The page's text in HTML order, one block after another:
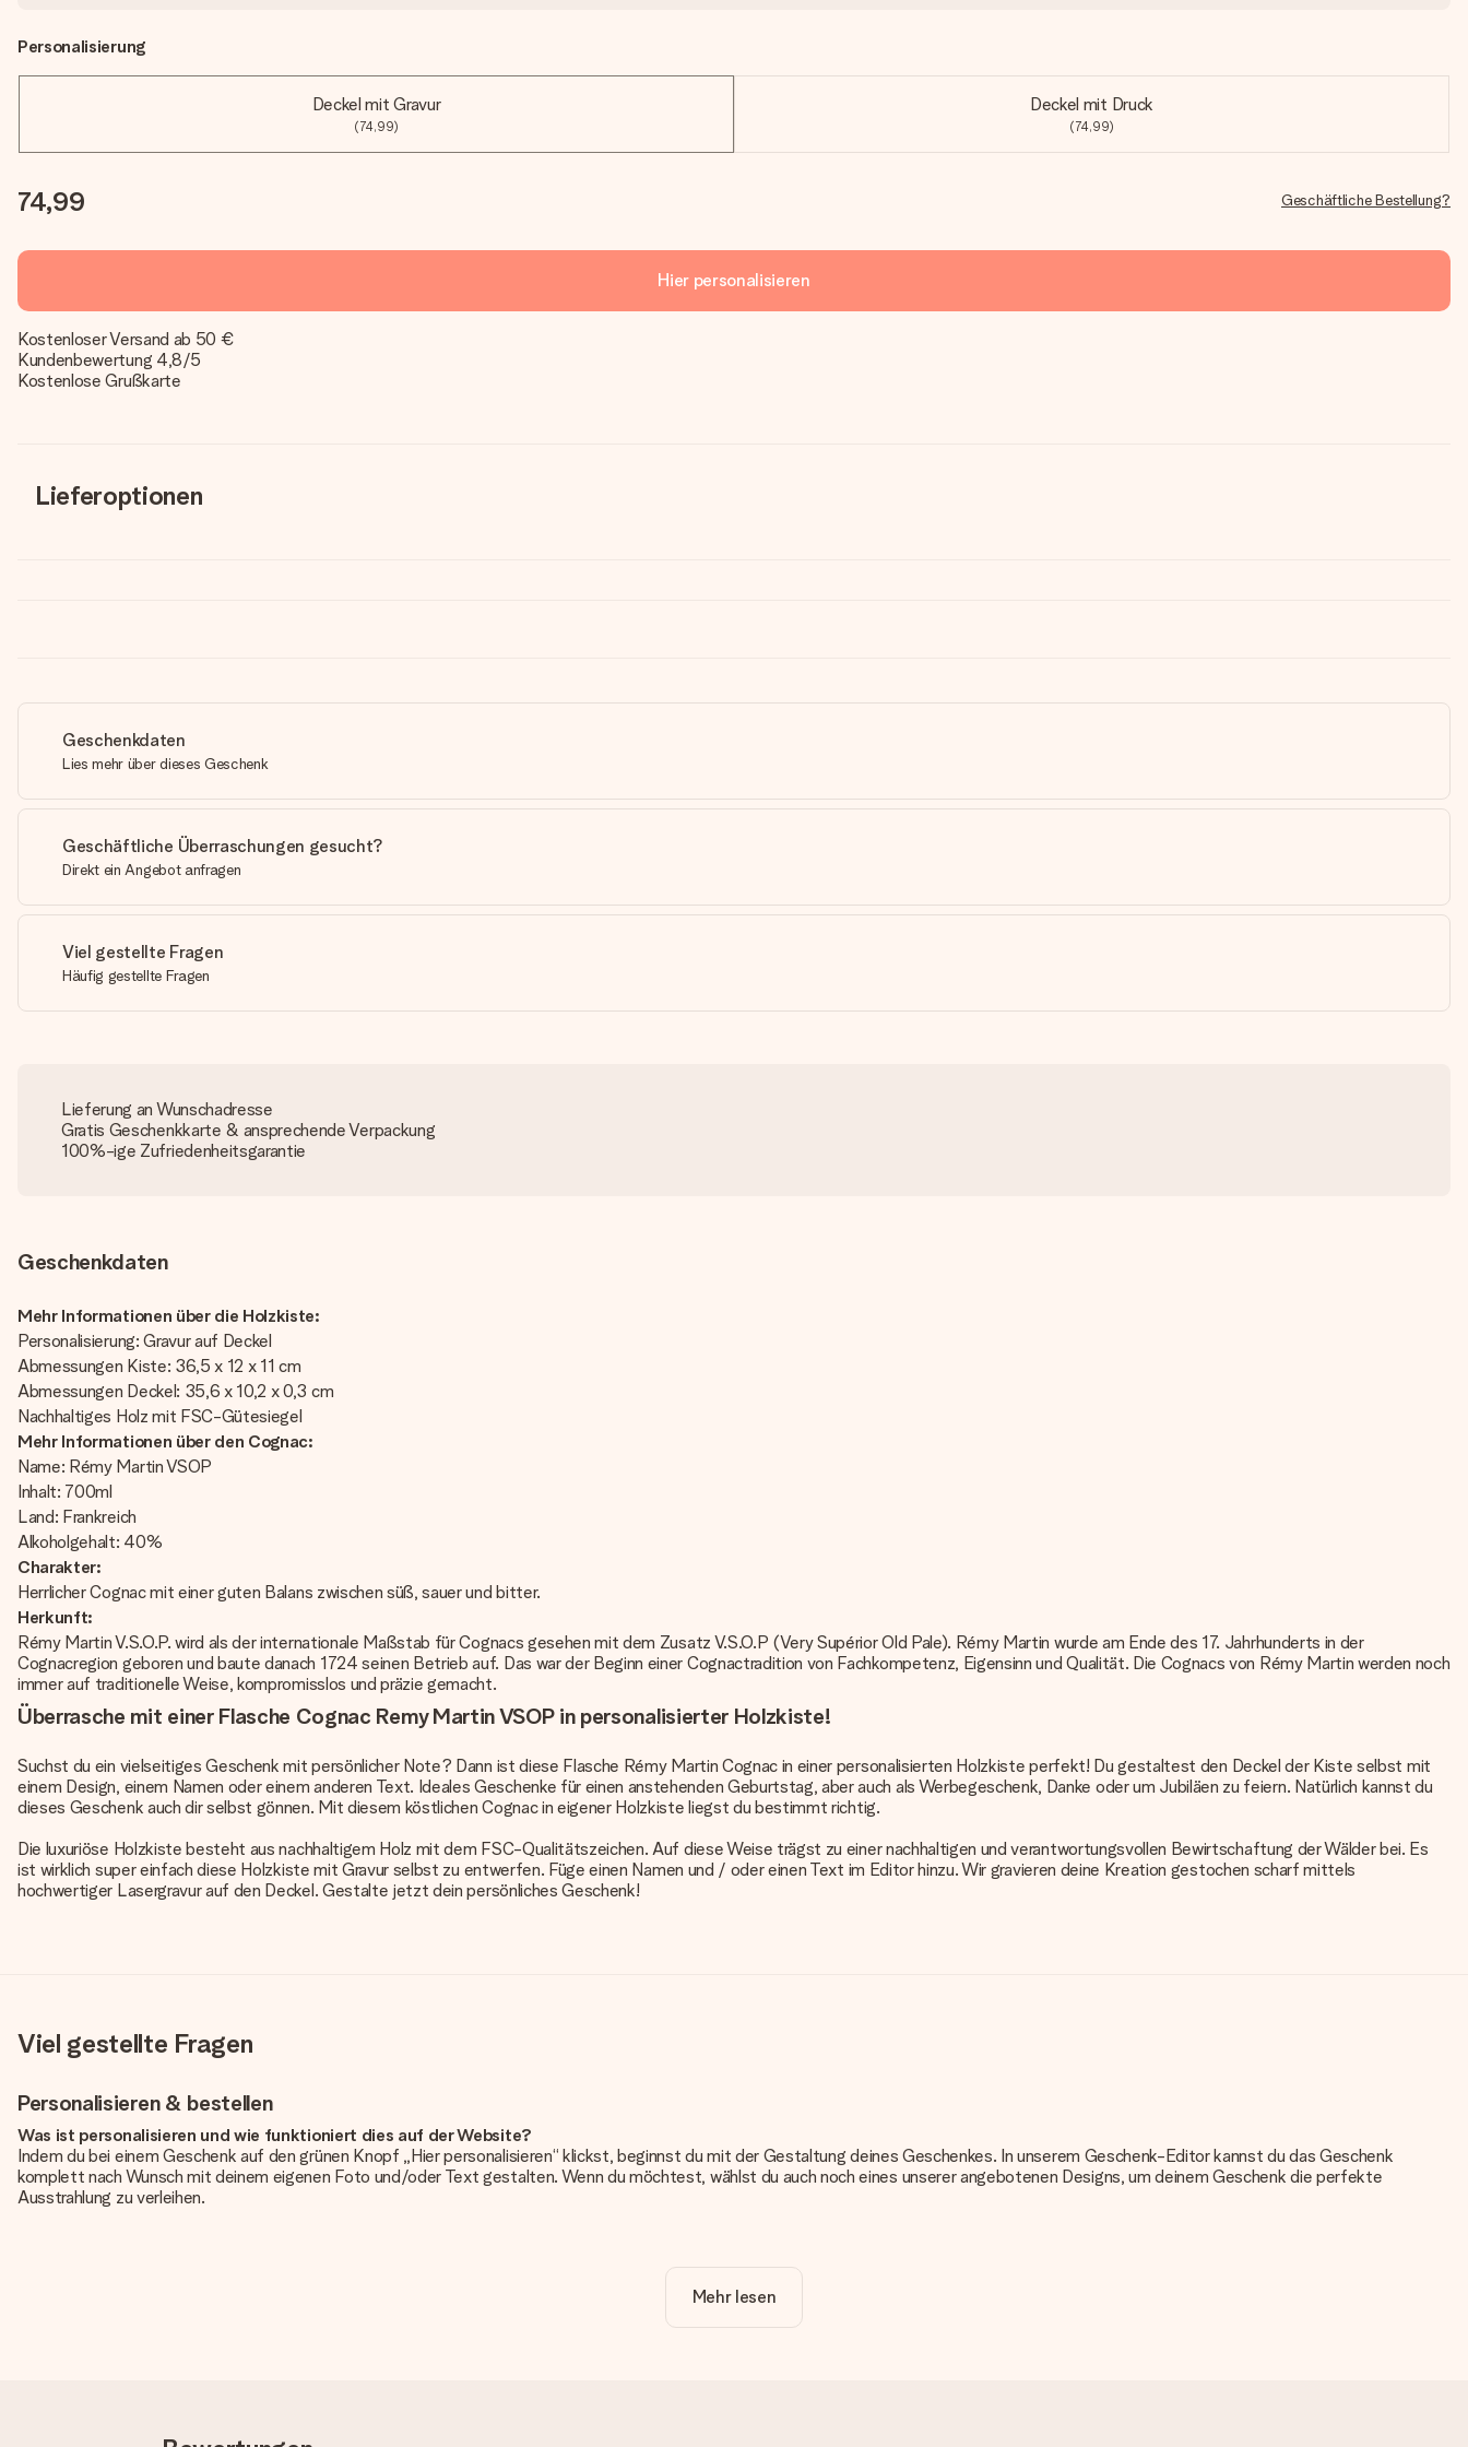
Personalisierung
Deckel mit Gravur
(74,99)
Deckel mit Druck
(74,99)
74,99 Geschäftliche Bestellung?
Hier personalisieren
Kostenloser Versand ab 50 €
Kundenbewertung 4,8/5
Kostenlose Grußkarte
Lieferoptionen
Geschenkdaten
Lies mehr über dieses Geschenk
Geschäftliche Überraschungen gesucht?
Direkt ein Angebot anfragen
Viel gestellte Fragen
Häufig gestellte Fragen
Lieferung an Wunschadresse
Gratis Geschenkkarte & ansprechende Verpackung
100%-ige Zufriedenheitsgarantie
Geschenkdaten
Mehr Informationen über die Holzkiste:
Personalisierung: Gravur auf Deckel
Abmessungen Kiste: 36,5 x 12 x 11 cm
Abmessungen Deckel: 35,6 x 10,2 x 0,3 cm
Nachhaltiges Holz mit FSC-Gütesiegel
Mehr Informationen über den Cognac:
Name: Rémy Martin VSOP
Inhalt: 700ml
Land: Frankreich
Alkoholgehalt: 40%
Charakter:
Herrlicher Cognac mit einer guten Balans zwischen süß, sauer und bitter.
Herkunft:
Rémy Martin V.S.O.P. wird als der internationale Maßstab für Cognacs gesehen mit dem Zusatz V.S.O.P (Very Supérior Old Pale). Rémy Martin wurde am Ende des 17. Jahrhunderts in der
Cognacregion geboren und baute danach 1724 seinen Betrieb auf. Das war der Beginn einer Cognactradition von Fachkompetenz, Eigensinn und Qualität. Die Cognacs von Rémy Martin werden noch
immer auf traditionelle Weise, kompromisslos und präzie gemacht.
Überrasche mit einer Flasche Cognac Remy Martin VSOP in personalisierter Holzkiste!
Suchst du ein vielseitiges Geschenk mit persönlicher Note? Dann ist diese Flasche Rémy Martin Cognac in einer personalisierten Holzkiste perfekt! Du gestaltest den Deckel der Kiste selbst mit
einem Design, einem Namen oder einem anderen Text. Ideales Geschenke für einen anstehenden Geburtstag, aber auch als Werbegeschenk, Danke oder um Jubiläen zu feiern. Natürlich kannst du
dieses Geschenk auch dir selbst gönnen. Mit diesem köstlichen Cognac in eigener Holzkiste liegst du bestimmt richtig.
Die luxuriöse Holzkiste besteht aus nachhaltigem Holz mit dem FSC-Qualitätszeichen. Auf diese Weise trägst zu einer nachhaltigen und verantwortungsvollen Bewirtschaftung der Wälder bei. Es
ist wirklich super einfach diese Holzkiste mit Gravur selbst zu entwerfen. Füge einen Namen und / oder einen Text im Editor hinzu. Wir gravieren deine Kreation gestochen scharf mittels
hochwertiger Lasergravur auf den Deckel. Gestalte jetzt dein persönliches Geschenk!
Viel gestellte Fragen
Personalisieren & bestellen
Was ist personalisieren und wie funktioniert dies auf der Website?
Indem du bei einem Geschenk auf den grünen Knopf „Hier personalisieren“ klickst, beginnst du mit der Gestaltung deines Geschenkes. In unserem Geschenk-Editor kannst du das Geschenk
komplett nach Wunsch mit deinem eigenen Foto und/oder Text gestalten. Wenn du möchtest, wählst du auch noch eines unserer angebotenen Designs, um deinem Geschenk die perfekte
Ausstrahlung zu verleihen.
Wir möchten sicherstellen, dass du mit deinem Geschenk rundum zufrieden bist. Deshalb ist es wichtig, qualitativ hochwertige Fotos zu verwenden. Wenn du dir nicht sicher bist, ob dein Bild die
Mehr lesen